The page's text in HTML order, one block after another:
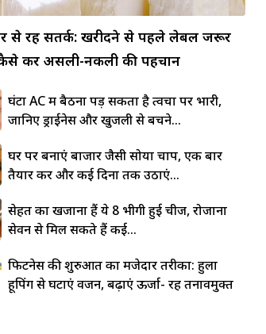
से रहें सतर्क: खरीदने से पहले लेबल जरूर
करें असली-नकली की पहचान
घंटों AC में बैठना पड़ सकता है त्वचा पर भारी,
जानिए ड्राईनेस और खुजली से बचने...
घर पर बनाएं बाजार जैसी सोया चाप, एक बार
तैयार करें और कई दिनों तक उठाएं...
सेहत का खजाना हैं ये 8 भीगी हुई चीजें, रोजाना
सेवन से मिल सकते हैं कई...
फिटनेस की शुरुआत का मजेदार तरीका: हुला
हूपिंग से घटाएं वजन, बढ़ाएं ऊर्जा- रहें तनावमुक्त